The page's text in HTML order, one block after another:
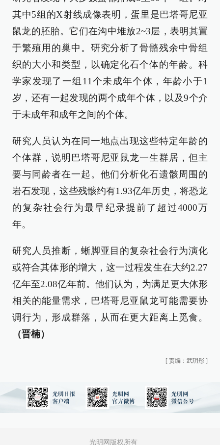
其中5组的X射线成像表明，蛋里是巴塔哥尼亚
鼠龙的胚胎。它们在沟中堆放2~3层，表明其置
于繁殖用的巢中。研究分析了骨骼残余中骨组
织的大小和类型，以确定化石个体的年龄。科
学家发现了一组11个未成年个体，年龄小于1
岁，还有一起发现的两个成年个体，以及9个介
于未成年和成年之间的个体。
研究人员认为在同一地点出现这些特定年龄的
个体群，说明巴塔哥尼亚鼠龙一生群居，但主
要与同龄者在一起。他们分析化石遗骸周围的
岩石发现，这些残骸约有1.93亿年历史，将恐龙
的复杂社会行为最早纪录提前了超过4000万
年。
研究人员推断，蜥脚亚目的复杂社会行为演化
或符合其体形的增大，这一过程发生在大约2.27
亿年至2.08亿年前。他们认为，为满足更大体形
相关的能量需求，巴塔哥尼亚鼠龙可能需要协
调行为，形成群落，从而在更大距离上觅食。
（晋楠）
[ 责编：武玥彤 ]
光明网版权所有